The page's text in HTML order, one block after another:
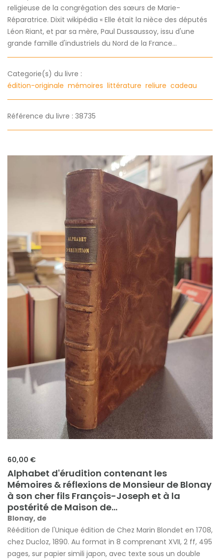
religieuse de la congrégation des sœurs de Marie-
Réparatrice. Dixit wikipédia « Elle était la nièce des députés
Léon Riant, et par sa mère, Paul Dussaussoy, issu d'une
grande famille d'industriels du Nord de la France...
Categorie(s) du livre :
édition-originale mémoires littérature reliure cadeau
Référence du livre : 38735
60,00 €
Alphabet d'érudition contenant les
Mémoires & réflexions de Monsieur de Blonay
à son cher fils François-Joseph et à la
postérité de Maison de...
Blonay, de
Réédition de l'Unique édition de Chez Marin Blondet en 1708,
chez Ducloz, 1890. Au format in 8 comprenant XVII, 2 ff, 495
pages, sur papier simili japon, avec texte sous un double